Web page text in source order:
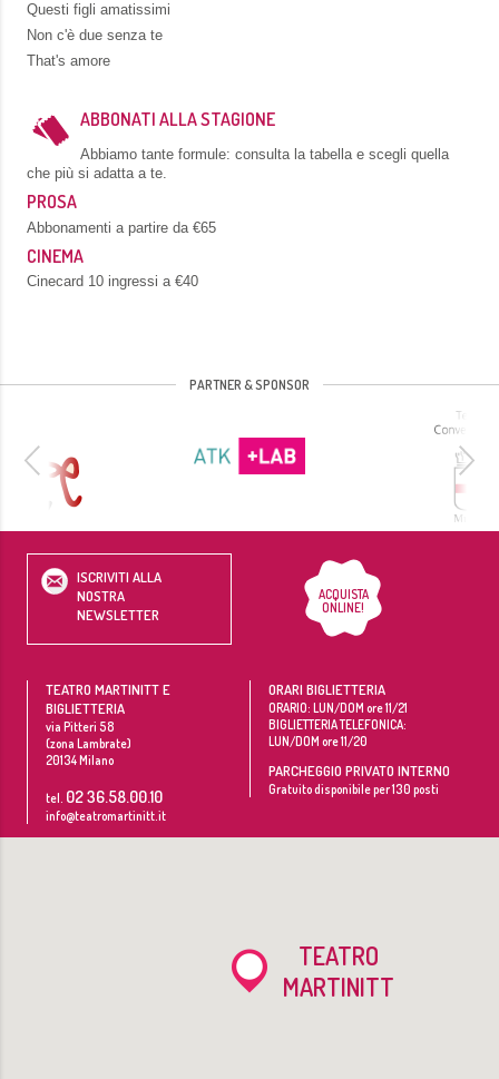
Questi figli amatissimi
Non c'è due senza te
That's amore
ABBONATI ALLA STAGIONE
Abbiamo tante formule: consulta la tabella e scegli quella
che più si adatta a te.
PROSA
Abbonamenti a partire da €65
CINEMA
Cinecard 10 ingressi a €40
PARTNER & SPONSOR
ISCRIVITI ALLA
NOSTRA
NEWSLETTER
ACQUISTA
ONLINE!
TEATRO MARTINITT E
BIGLIETTERIA
via Pitteri 58
(zona Lambrate)
20134Milano
tel. 02 36.58.00.10
info@teatromartinitt.it
ORARI BIGLIETTERIA
ORARIO: LUN/DOM ore 11/21
BIGLIETTERIA TELEFONICA:
LUN/DOM ore 11/20
PARCHEGGIO PRIVATO INTERNO
Gratuito disponibile per 130 posti
TEATRO
MARTINITT